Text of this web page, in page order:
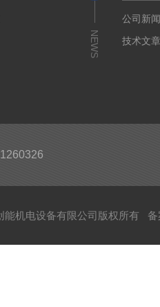
NEWS
公司新
技术文
能机电设备有限公司版权所有 备